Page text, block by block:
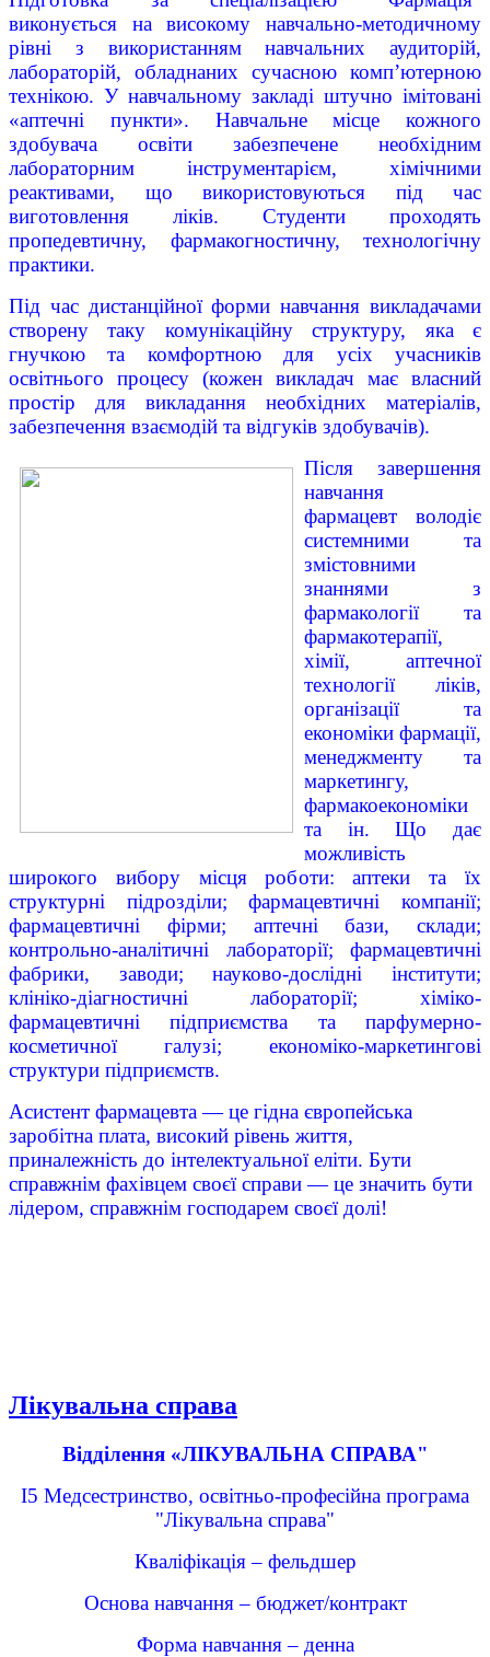
виконується на високому навчально-методичному
рівні з використанням навчальних аудиторій,
лабораторій, обладнаних сучасною комп’ютерною
технікою. У навчальному закладі штучно імітовані
«аптечні пункти». Навчальне місце кожного
здобувача освіти забезпечене необхідним
лабораторним інструментарієм, хімічними
реактивами, що використовуються під час
виготовлення ліків. Студенти проходять
пропедевтичну, фармакогностичну, технологічну
практики.
Під час дистанційної форми навчання викладачами
створену таку комунікаційну структуру, яка є
гнучкою та комфортною для усіх учасників
освітнього процесу (кожен викладач має власний
простір для викладання необхідних матеріалів,
забезпечення взаємодій та відгуків здобувачів).
Після завершення
навчання
фармацевт володіє
системними та
змістовними
знаннями з
фармакології та
фармакотерапії,
хімії, аптечної
технології ліків,
організації та
економіки фармації,
менеджменту та
маркетингу,
фармакоекономіки
та ін. Що дає
можливість
широкого вибору місця роботи: аптеки та їх
структурні підрозділи; фармацевтичні компанії;
фармацевтичні фірми; аптечні бази, склади;
контрольно-аналітичні лабораторії; фармацевтичні
фабрики, заводи; науково-дослідні інститути;
клініко-діагностичні лабораторії; хіміко-
фармацевтичні підприємства та парфумерно-
косметичної галузі; економіко-маркетингові
структури підприємств.
Асистент фармацевта — це гідна європейська
заробітна плата, високий рівень життя,
приналежність до інтелектуальної еліти. Бути
справжнім фахівцем своєї справи — це значить бути
лідером, справжнім господарем своєї долі!
Лікувальна справа
Відділення «ЛІКУВАЛЬНА СПРАВА"
І5 Медсестринство, освітньо-професійна програма
"Лікувальна справа"
Кваліфікація – фельдшер
Основа навчання – бюджет/контракт
Форма навчання – денна